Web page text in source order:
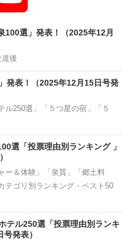
Channel
100選」発表！（2025年12月
後
発表！（2025年12月15日号発
ル250選」「５つ星の宿」「５
選「投票理由別ランキング 」
ー＆体験」「泉質」「郷土料
テゴリ別ランキング・ベスト50
テル250選「投票理由別ランキ
発表）